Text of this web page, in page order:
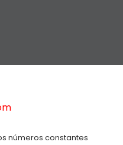
números constantes